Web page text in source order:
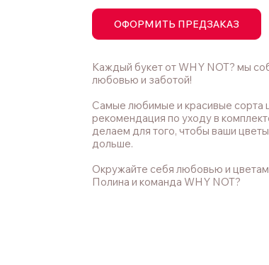
ОФОРМИТЬ ПРЕДЗАКАЗ
Каждый букет от WHY NOT? мы
любовью и заботой!
Самые любимые и красивые сорта
рекомендация по уходу в
делаем для того, чтобы ваши
дольше.
Окружайте себя любовью и
Полина и команда WHY NOT?